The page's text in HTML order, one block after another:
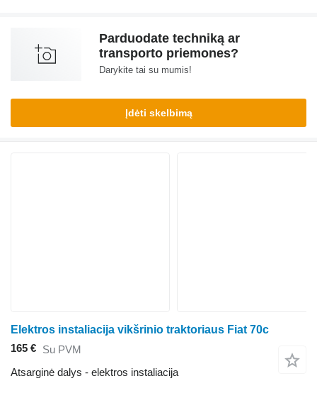
Parduodate techniką ar
transporto priemones?
Darykite tai su mumis!
Įdėti skelbimą
Elektros instaliacija vikšrinio traktoriaus Fiat 70c
165 € Su PVM
Atsarginė dalys - elektros instaliacija